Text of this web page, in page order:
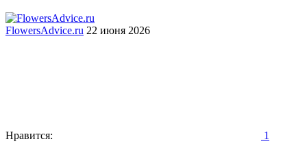
FlowersAdvice.ru 22 июня 2026
Нравится: 1